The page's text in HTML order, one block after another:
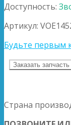
Доступность:
Артикул:
Будьте первым
Заказать запчасть
Страна